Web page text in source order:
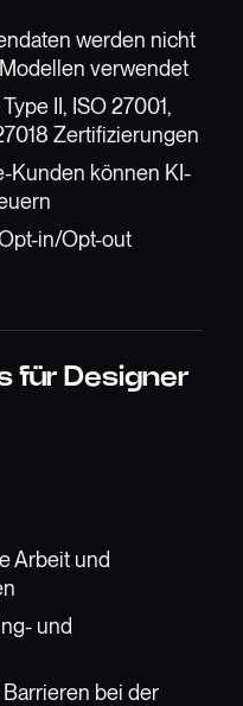
werden nicht
verwendet
II, ISO 27001,
Zertifizierungen
Kunden können KI-
in/Opt-out
für Designer
Arbeit und
und
bei der